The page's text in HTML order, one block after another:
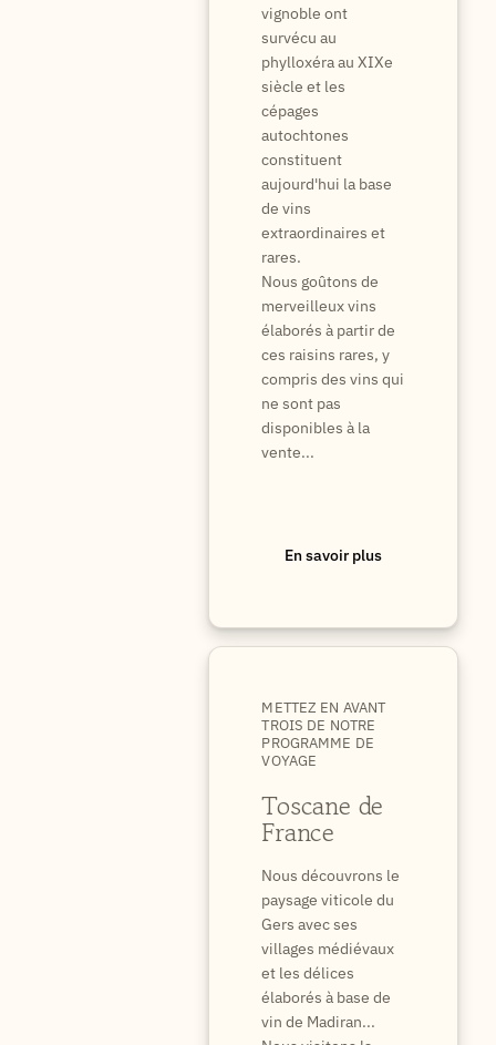
vignoble ont
survécu au
phylloxéra au XIXe
siècle et les
cépages
autochtones
constituent
aujourd'hui la base
de vins
extraordinaires et
rares.
Nous goûtons de
merveilleux vins
élaborés à partir de
ces raisins rares, y
compris des vins qui
ne sont pas
disponibles à la
vente...
En savoir plus
METTEZ EN AVANT
TROIS DE NOTRE
PROGRAMME DE
VOYAGE
Toscane de
France
Nous découvrons le
paysage viticole du
Gers avec ses
villages médiévaux
et les délices
élaborés à base de
vin de Madiran...